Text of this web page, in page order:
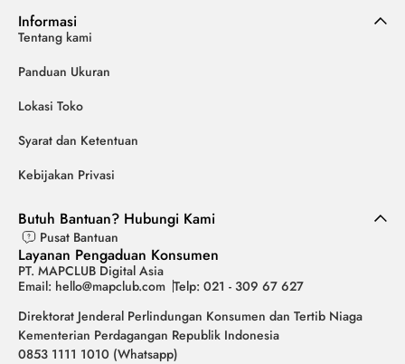
Informasi
Tentang kami
Panduan Ukuran
Lokasi Toko
Syarat dan Ketentuan
Kebijakan Privasi
Butuh Bantuan? Hubungi Kami
Pusat Bantuan
Layanan Pengaduan Konsumen
PT. MAPCLUB Digital Asia
Email: hello@mapclub.com Telp: 021 - 309 67 627
Direktorat Jenderal Perlindungan Konsumen dan Tertib Niaga
Kementerian Perdagangan Republik Indonesia
0853 1111 1010 (Whatsapp)